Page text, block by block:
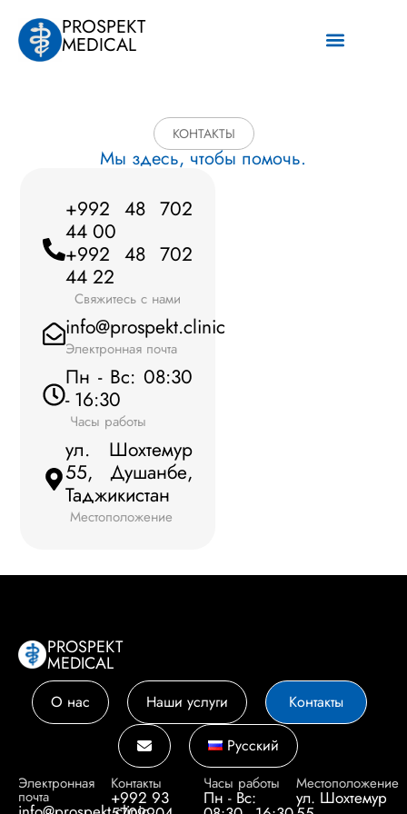
PROSPEKT
MEDICAL
КОНТАКТЫ
Мы здесь, чтобы помочь.
+992 48 702
44 00
+992 48 702
4422
Свяжитесь с нами
info@prospekt.clinic
Электронная почта
Пн - Вс: 08:30
- 16:30
Часы работы
ул. Шохтемур
55, Душанбе,
Таджикистан
Местоположение
PROSPEKT
MEDICAL
О нас Наши услуги Контакты
Русский
Электронная
почта
Контакты
+992 93
Часы работы
Пн - Вс:
Местоположение
ул. Шохтемур